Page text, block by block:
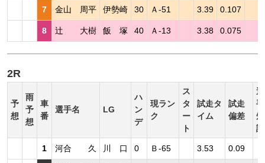
7 金山 周平 伊勢崎 30 Ａ-51 3.39 0.107
8 辻 大樹 飯 塚 40 Ａ-13 3.38 0.075
2R
予
想
雨
予
想
車
番
選手名 LG
ハ
ン
デ
現ラン
ク
ス
タ
ー
ト
試走タ
イム
試走
偏差
選
手
短
評
1 河合 久 川 口 0 Ｂ-65 3.53 0.09